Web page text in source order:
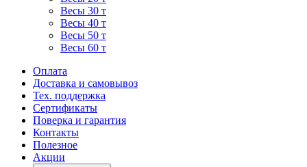
Весы 30 т
Весы 40 т
Весы 50 т
Весы 60 т
Оплата
Доставка и самовывоз
Тех. поддержка
Сертификаты
Поверка и гарантия
Контакты
Полезное
Акции